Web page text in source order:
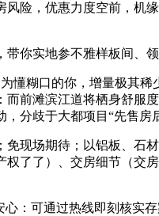
险，优惠力度空前，机
实地参不雅样板间、领
糊口的你，增量极其稀
前滩滨江道将栖身舒服
分歧于大都项目“先售
场期待；以铝板、石材
了了）、交房细节（交
可通过热线即刻核实存